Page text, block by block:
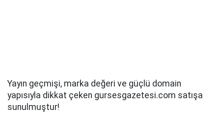
Yayın geçmişi, marka değeri ve güçlü domain
yapısıyla dikkat çeken gursesgazetesi.com satışa
sunulmuştur!